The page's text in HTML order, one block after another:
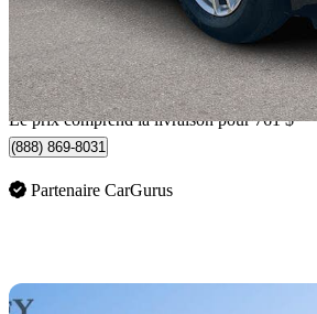
32 532 $
571 $/mois env.
Livraison à domicile de Nanaimo, BC
Le prix comprend la livraison pour 761 $
(888) 869-8031
Partenaire CarGurus